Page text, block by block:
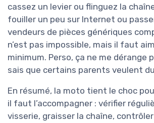
cassez un levier ou flinguez la
fouiller un peu sur Internet ou
vendeurs de pièces génériques
n’est pas impossible, mais il faut
minimum. Perso, ça ne me dérange
sais que certains parents veulent
En résumé, la moto tient le choc
il faut l’accompagner : vérifier
visserie, graisser la chaîne,